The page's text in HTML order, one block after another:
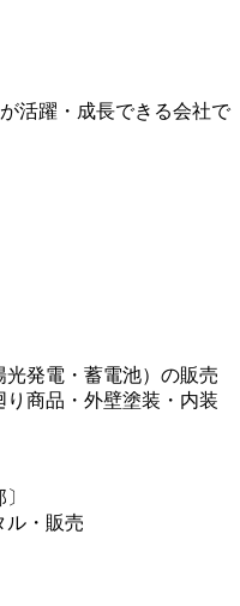
活躍・成長できる会社で
発電・蓄電池）の販売
り商品・外壁塗装・内装
ル・販売